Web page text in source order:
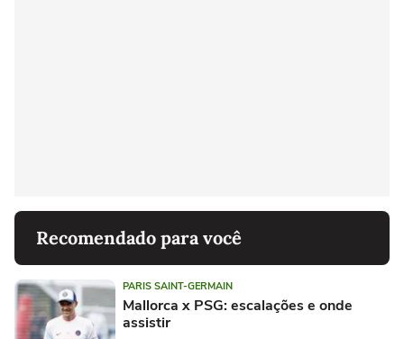
Recomendado para você
PARIS SAINT-GERMAIN
Mallorca x PSG: escalações e onde
assistir